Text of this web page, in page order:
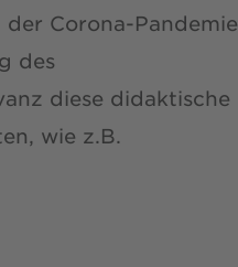
Corona-Pandemie
des
diese didaktische
wie z.B.